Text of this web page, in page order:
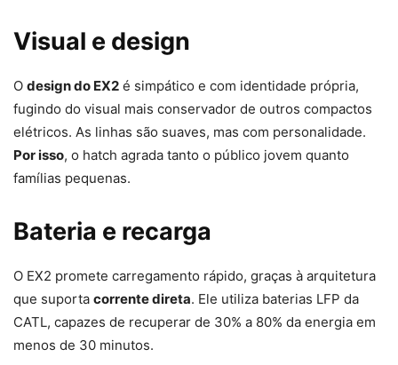
Visual e design
O design do EX2 é simpático e com identidade própria,
fugindo do visual mais conservador de outros compactos
elétricos. As linhas são suaves, mas com personalidade.
Por isso, o hatch agrada tanto o público jovem quanto
famílias pequenas.
Bateria e recarga
O EX2 promete carregamento rápido, graças à arquitetura
que suporta corrente direta. Ele utiliza baterias LFP da
CATL, capazes de recuperar de 30% a 80% da energia em
menos de 30 minutos.